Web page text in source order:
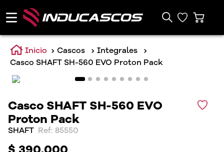
Cascos
Integrales
Casco SHAFT SH-560 EVO Proton Pack
Casco SHAFT SH-560 EVO
Proton Pack
SHAFT : 85550